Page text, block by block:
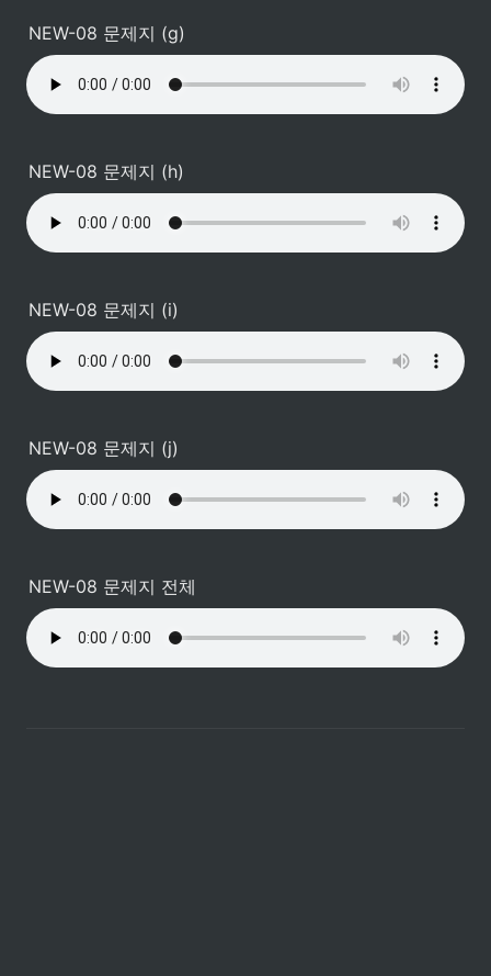
NEW-08 문제지 (g)
NEW-08 문제지 (h)
NEW-08 문제지 (i)
NEW-08 문제지 (j)
NEW-08 문제지 전체